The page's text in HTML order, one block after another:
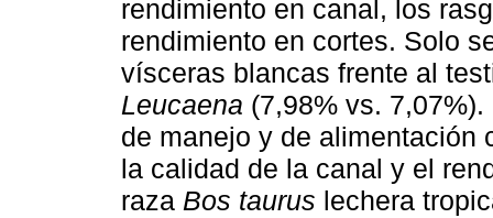
rendimiento en canal, los
rendimiento en cortes. Solo
vísceras blancas frente al
Leucaena (7,98% vs.
de manejo y de alimentación
la calidad de la canal y el
raza Bos taurus lechera